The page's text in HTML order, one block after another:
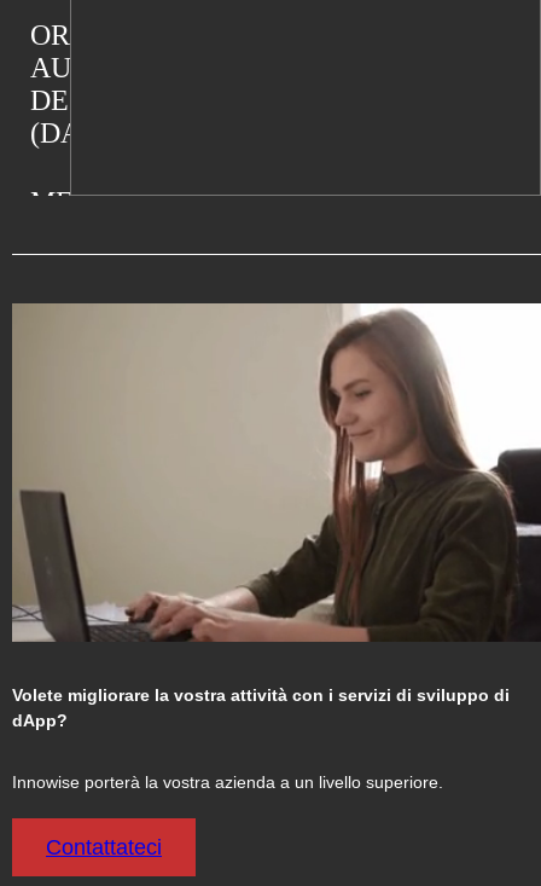
ORGANIZZAZIONI
AUTONOME
DECENTRALIZZATE
(DAO)
MERCATI
PIATTAFORME
RETI
SOCIALI
DECENTRALIZZATE
DI
GIOCO
DECENTRALIZED
DATA
Volete migliorare la vostra attività con i servizi di sviluppo di
dApp?
Innowise porterà la vostra azienda a un livello superiore.
Contattateci